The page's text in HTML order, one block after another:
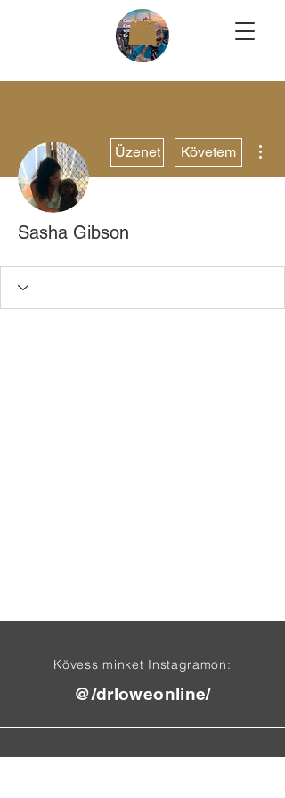
Üzenet Követem
Sasha Gibson
Kövess minket Instagramon:
@/drloweonline/
Találj meg minket